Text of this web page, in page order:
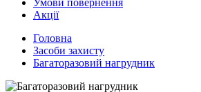
Умови повернення
Акції
Головна
Засоби захисту
Багаторазовий нагрудник